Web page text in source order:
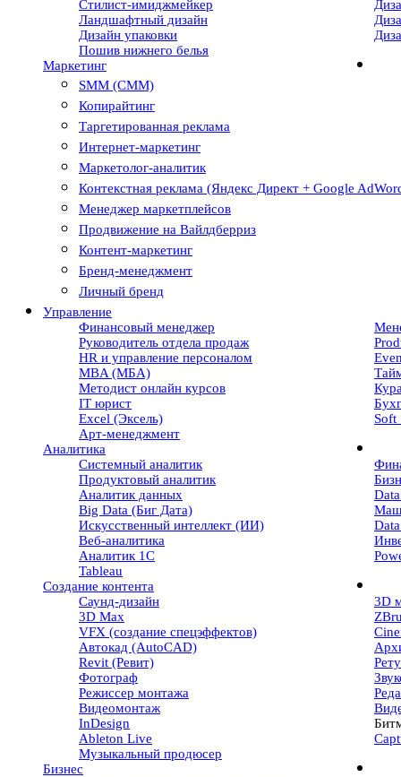
Стилист-имиджмейкер
Ландшафтный дизайн
Дизайн упаковки
Пошив нижнего белья
Маркетинг
SMM (СММ)
Копирайтинг
Таргетированная реклама
Интернет-маркетинг
Маркетолог-аналитик
Контекстная реклама (Яндекс Директ + Google
Менеджер маркетплейсов
Продвижение на Вайлдберриз
Контент-маркетинг
Бренд-менеджмент
Личный бренд
Управление
Финансовый менеджер
Руководитель отдела продаж
HR и управление персоналом
MBA (МБА)
Методист онлайн курсов
IT юрист
Excel (Эксель)
Soft
Арт-менеджмент
Аналитика
Системный аналитик
Продуктовый аналитик
Аналитик данных
Big Data (Биг Дата)
Искусственный интеллект (ИИ)
Веб-аналитика
Аналитик 1С
Tableau
Создание контента
Саунд-дизайн
3D
3D Max
VFX (создание спецэффектов)
Автокад (AutoCAD)
Revit (Ревит)
Фотограф
Режиссер монтажа
Видеомонтаж
InDesign
Ableton Live
Музыкальный продюсер
Бизнес